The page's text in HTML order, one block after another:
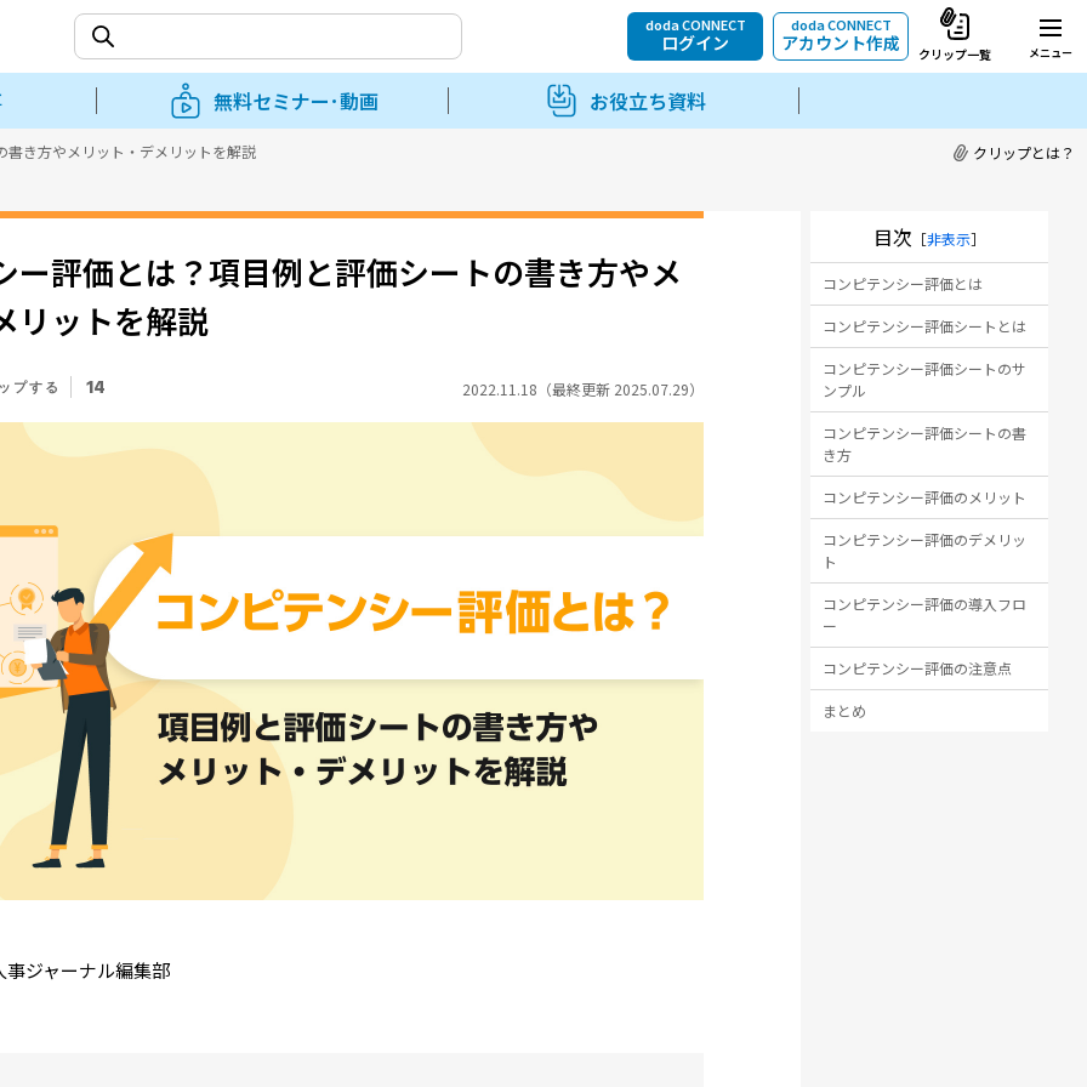
doda CONNECT
ログイン
doda CONNECT
アカウント作成 クリップ一覧 メニュー
無料セミナー･動画 お役立ち資料
クリップとは？
き方やメリット・デメリットを解説
ー評価とは？項目例と評価シートの書き方やメ
リットを解説
プする 14 2022.11.18（最終更新 2025.07.29）
事ジャーナル編集部
目次 ［非表示］
コンピテンシー評価とは
コンピテンシー評価シートとは
コンピテンシー評価シートのサ
ンプル
コンピテンシー評価シートの書
き方
コンピテンシー評価のメリット
コンピテンシー評価のデメリッ
ト
コンピテンシー評価の導入フロ
ー
コンピテンシー評価の注意点
まとめ